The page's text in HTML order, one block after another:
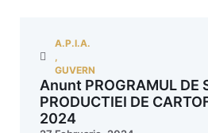
A.P.I.A.
,
GUVERN
Anunt PROGRAMUL DE
PRODUCTIEI DE
2024